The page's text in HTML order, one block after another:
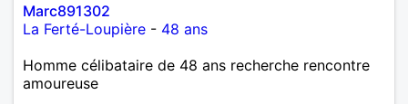
Marc891302
La Ferté-Loupière - 48 ans
Homme célibataire de 48 ans recherche rencontre
amoureuse